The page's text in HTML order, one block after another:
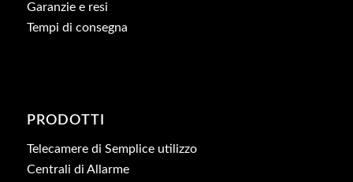
Garanzie e resi
Tempi di consegna
PRODOTTI
Telecamere di Semplice utilizzo
Centrali di Allarme